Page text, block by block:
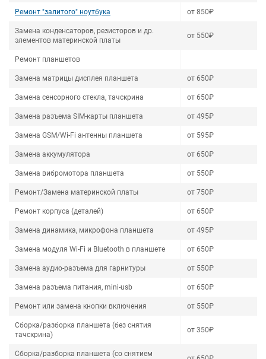
Ремонт "залитого" ноутбука от 850₽
Замена конденсаторов, резисторов и др.
элементов материнской платы
от 550₽
Ремонт планшетов
Замена матрицы дисплея планшета от 650₽
Замена сенсорного стекла, тачскрина от 650₽
Замена разъема SIM-карты планшета от 495₽
Замена GSM/Wi-Fi антенны планшета от 595₽
Замена аккумулятора от 650₽
Замена вибромотора планшета от 550₽
Ремонт/Замена материнской платы от 750₽
Ремонт корпуса (деталей) от 650₽
Замена динамика, микрофона планшета от 495₽
Замена модуля Wi-Fi и Bluetooth в планшете от 650₽
Замена аудио-разъема для гарнитуры от 550₽
Замена разъема питания, mini-usb от 650₽
Ремонт или замена кнопки включения от 550₽
Сборка/разборка планшета (без снятия
тачскрина)
от 350₽
Сборка/разборка планшета (со снятием